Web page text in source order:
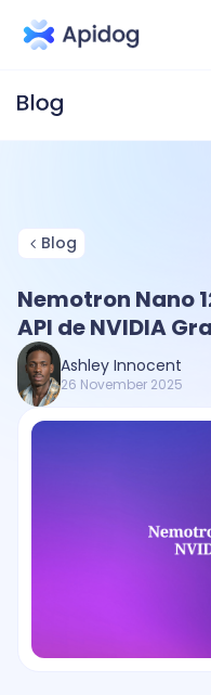
Blog
Nemotron Nano
API de NVIDIA
Ashley Innocent
26 November 2025